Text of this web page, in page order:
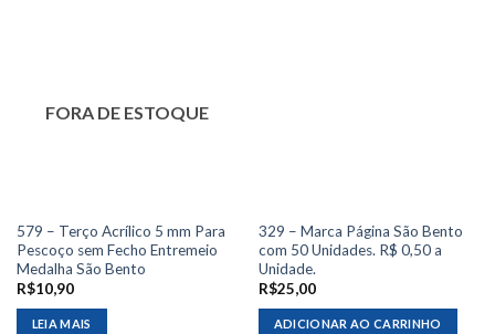
FORA DE ESTOQUE
579 – Terço Acrílico 5 mm Para
Pescoço sem Fecho Entremeio
Medalha São Bento
R$10,90
LEIA MAIS
329 – Marca Página São Bento
com 50 Unidades. R$ 0,50 a
Unidade.
R$25,00
ADICIONAR AO CARRINHO